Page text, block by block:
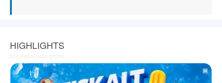
HIGHLIGHTS